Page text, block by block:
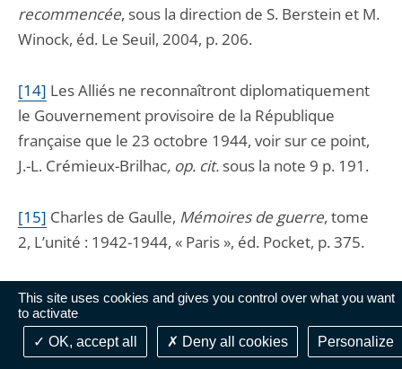
This site uses cookies and gives you control over what you want
to activate
OK, accept all
Deny all cookies Personalize
recommencée, sous la direction de S. Berstein et M.
Winock, éd. Le Seuil, 2004, p. 206.
[14] Les Alliés ne reconnaîtront diplomatiquement
le Gouvernement provisoire de la République
française que le 23 octobre 1944, voir sur ce point,
J.-L. Crémieux-Brilhac, op. cit. sous la note 9 p. 191.
[15] Charles de Gaulle, Mémoires de guerre, tome
2, L’unité : 1942-1944, « Paris », éd. Pocket, p. 375.
[16] « Il ne peut y avoir de gouvernement français
légitime qui ait cessé d’être indépendant. Nous,
Français, avons au cours du temps subi des